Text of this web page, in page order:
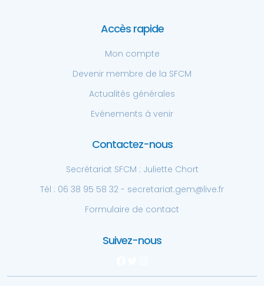
Accès rapide
Mon compte
Devenir membre de la SFCM
Actualités générales
Evénements à venir
Contactez-nous
Secrétariat SFCM : Juliette Chort
Tél : 06 38 95 58 32 - secretariat.gem@live.fr
Formulaire de contact
Suivez-nous